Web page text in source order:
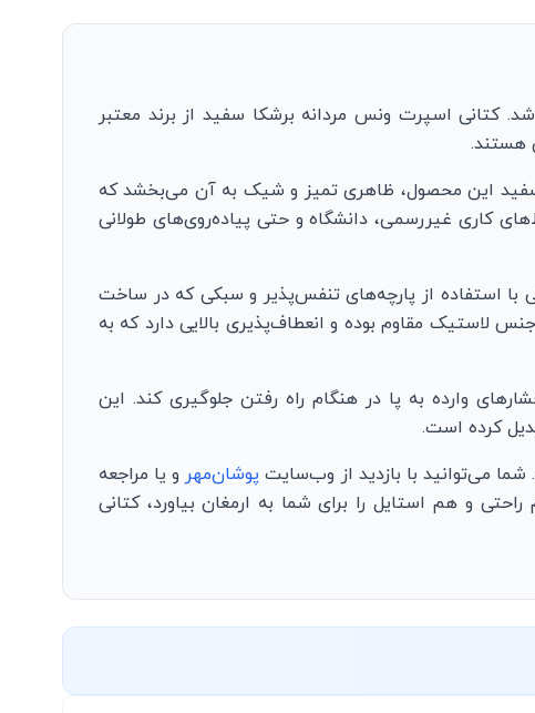
کتانی اسپرت ونس مردانه برشکا سفید از برند معتبر
هستند.
سفید این محصول، ظاهری تمیز و شیک به آن می‌بخشد که
کاری غیررسمی، دانشگاه و حتی پیاده‌روی‌های طولانی
با استفاده از پارچه‌های تنفس‌پذیر و سبکی که در ساخت
لاستیک مقاوم بوده و انعطاف‌پذیری بالایی دارد که به
وارده به پا در هنگام راه رفتن جلوگیری کند. این
کرده است.
می‌توانید با بازدید از وب‌سایتپوشان‌مهر و یا مراجعه
و هم استایل را برای شما به ارمغان بیاورد، کتانی